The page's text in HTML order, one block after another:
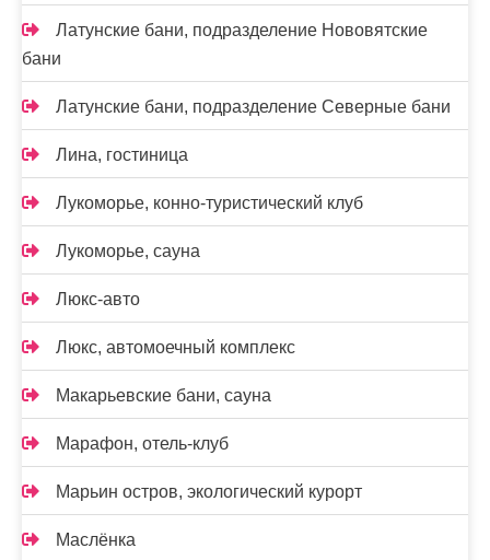
Латунские бани, подразделение Нововятские
бани
Латунские бани, подразделение Северные бани
Лина, гостиница
Лукоморье, конно-туристический клуб
Лукоморье, сауна
Люкс-авто
Люкс, автомоечный комплекс
Макарьевские бани, сауна
Марафон, отель-клуб
Марьин остров, экологический курорт
Маслёнка